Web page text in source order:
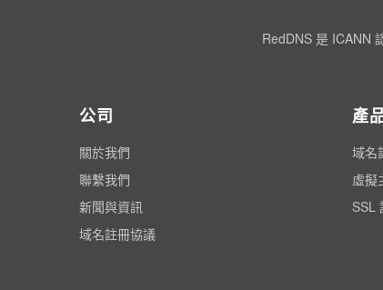
RedDNS 是 ICANN
公司
關於我們
聯繫我們
新聞與資訊
域名註冊協議
產
域名
虛擬
SSL